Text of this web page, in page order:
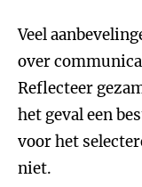
Veel
over
Reflecteer
het geval een
voor het
niet.